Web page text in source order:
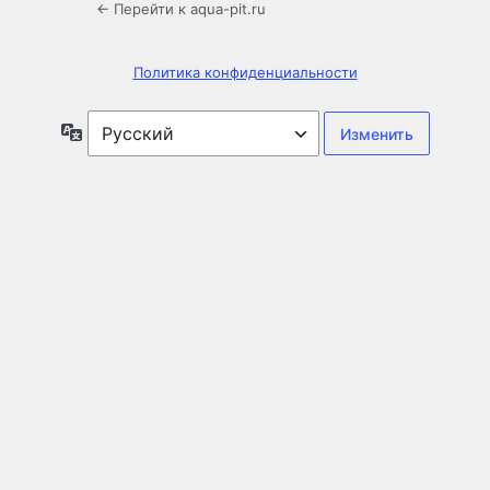
← Перейти к aqua-pit.ru
Политика конфиденциальности
Язык